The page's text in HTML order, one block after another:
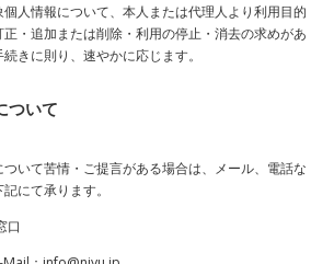
人情報について、本人または代理人より利用目的
・追加または削除・利用の停止・消去の求めがあ
きに則り、速やかに応じます。
ついて
いて苦情・ご提言がある場合は、メール、電話な
にて承ります。
口